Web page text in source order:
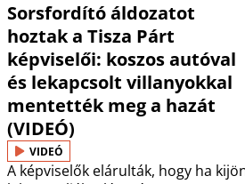
Sorsfordító áldozatot
hoztak a Tisza Párt
képviselői: koszos autóval
és lekapcsolt villanyokkal
mentették meg a hazát
(VIDEÓ)
VIDEÓ
A képviselők elárulták, hogy ha